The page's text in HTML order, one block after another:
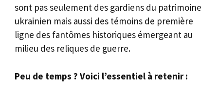
sont pas seulement des gardiens du patrimoine
ukrainien mais aussi des témoins de première
ligne des fantômes historiques émergeant au
milieu des reliques de guerre.
Peu de temps ? Voici l’essentiel à retenir :